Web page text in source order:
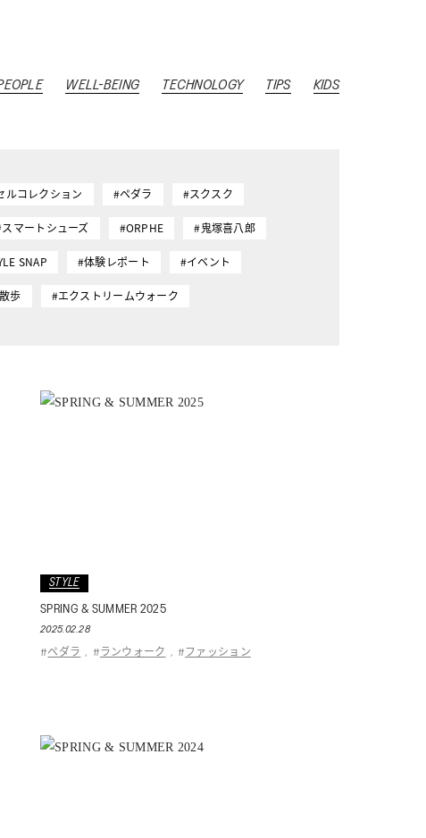
WELL-BEING TECHNOLOGY TIPS KIDS
ルコレクション #ペダラ #スクスク
マートシューズ #ORPHE #鬼塚喜八郎
SNAP #体験レポート #イベント
歩 #エクストリームウォーク
STYLE
SPRING & SUMMER 2025
2025.02.28
# ペダラ , # ランウォーク , # ファッション